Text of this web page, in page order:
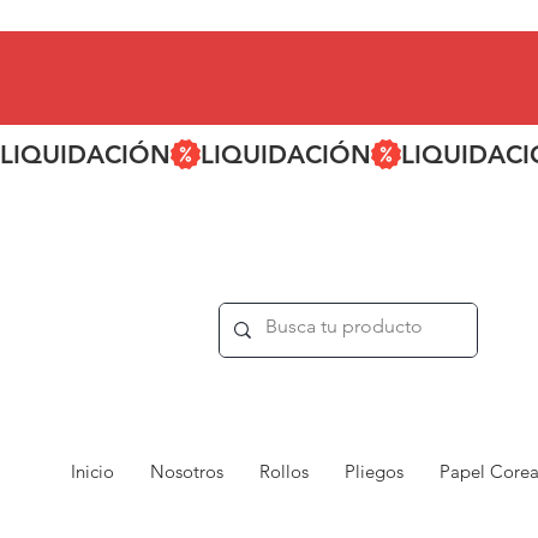
LIQUIDACIÓN
Inicio Nosotros Rollos Pliegos Papel